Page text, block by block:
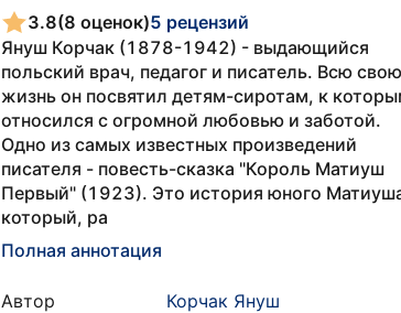
3.8(8 оценок)5 рецензий
Януш Корчак (1878-1942) - выдающийся
польский врач, педагог и писатель. Всю свою
жизнь он посвятил детям-сиротам, к
относился с огромной любовью и заботой.
Одно из самых известных произведений
писателя - повесть-сказка "Король Матиуш
Первый" (1923). Это история юного
который, ра
Полная аннотация
Автор
Корчак Януш